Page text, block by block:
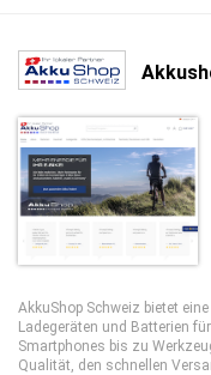
AkkuShop Schweiz bietet
Ladegeräten und Batterien
Smartphones bis zu
Qualität, den schnellen